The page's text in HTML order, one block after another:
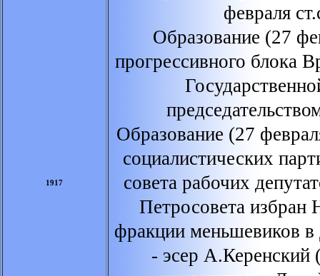
1917
февраля
Образование (27
прогрессивного блока
Образование (27
социалистических
совета рабочих
Петросовета избран
фракции меньшевиков
- эсер А.Керенский